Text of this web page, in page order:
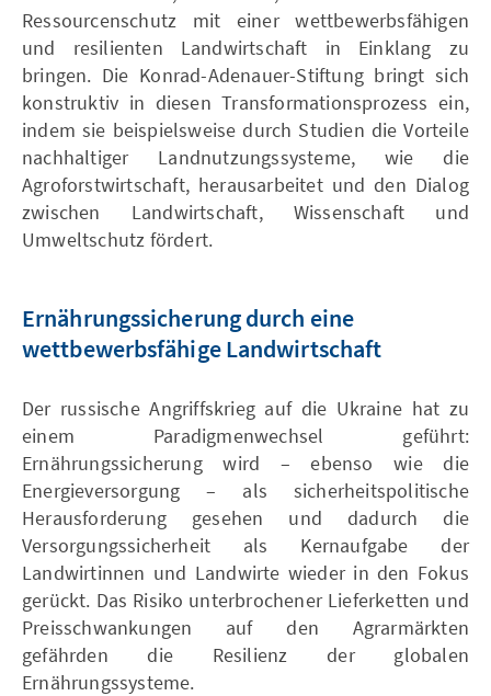
Ressourcenschutz mit einer wettbewerbsfähigen
und resilienten Landwirtschaft in Einklang zu
bringen. Die Konrad-Adenauer-Stiftung bringt sich
konstruktiv in diesen Transformationsprozess ein,
indem sie beispielsweise durch Studien die Vorteile
nachhaltiger Landnutzungssysteme, wie die
Agroforstwirtschaft, herausarbeitet und den Dialog
zwischen Landwirtschaft, Wissenschaft und
Umweltschutz fördert.
Ernährungssicherung durch eine
wettbewerbsfähige Landwirtschaft
Der russische Angriffskrieg auf die Ukraine hat zu
einem Paradigmenwechsel geführt:
Ernährungssicherung wird – ebenso wie die
Energieversorgung – als sicherheitspolitische
Herausforderung gesehen und dadurch die
Versorgungssicherheit als Kernaufgabe der
Landwirtinnen und Landwirte wieder in den Fokus
gerückt. Das Risiko unterbrochener Lieferketten und
Preisschwankungen auf den Agrarmärkten
gefährden die Resilienz der globalen
Ernährungssysteme.